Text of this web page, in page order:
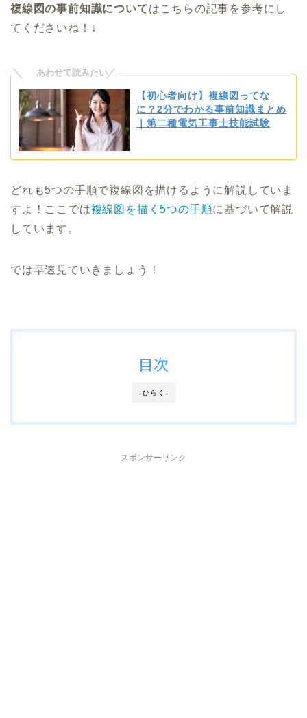
複線図の事前知識についてはこちらの記事を参考にし
てくださいね！↓
【初心者向け】複線図ってな
に？2分でわかる事前知識まとめ
｜第二種電気工事士技能試験
どれも5つの手順で複線図を描けるように解説していま
すよ！ここでは複線図を描く5つの手順に基づいて解説
しています。
では早速見ていきましょう！
↓ひらく↓
目次
スポンサーリンク